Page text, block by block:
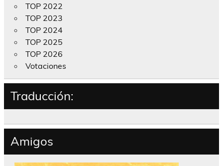
TOP 2022
TOP 2023
TOP 2024
TOP 2025
TOP 2026
Votaciones
Traducción:
Amigos